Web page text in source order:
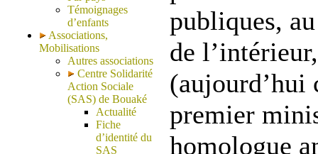
Témoignages
d’enfants
Associations,
Mobilisations
Autres associations
Centre Solidarité
Action Sociale
(SAS) de Bouaké
Actualité
Fiche
d’identité du
SAS
publiques,
de
(aujourd’hui
premier
homologue